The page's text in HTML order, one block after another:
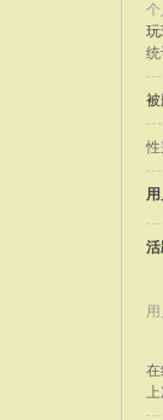
个
玩
统
被
性
在
上